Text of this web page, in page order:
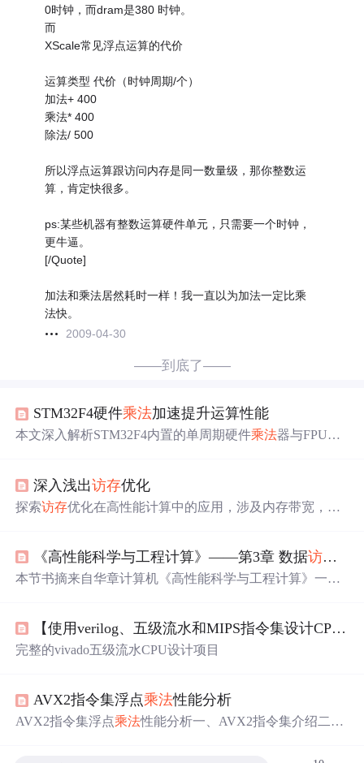
0时钟，而dram是380 时钟。
而
XScale常见浮点运算的代价
运算类型 代价（时钟周期/个）
加法+ 400
乘法* 400
除法/ 500
所以浮点运算跟访问内存是同一数量级，那你整数运
算，肯定快很多。
ps:某些机器有整数运算硬件单元，只需要一个时钟，
更牛逼。
[/Quote]
加法和乘法居然耗时一样！我一直以为加法一定比乘
法快。
2009-04-30
——到底了——
STM32F4硬件乘法加速提升运算性能
本文深入解析STM32F4内置的单周期硬件乘法器与FPU如
处理任务。
深入浅出访存优化
探索访存优化在高性能计算中的应用，涉及内存带宽，缓
存等方面。
《高性能科学与工程计算》——第3章 数据访存
本节书摘来自华章计算机《高性能科学与工程计算》一书
看。 第3章 数据访存 优化 在高性能计算中，访存是最重要
的性能限制因素。如前所述，微处理器的理论峰值性能和
【使用verilog、五级流水和MIPS指令集设计CPU】
完整的vivado五级流水CPU设计项目
AVX2指令集浮点乘法性能分析
AVX2指令集浮点乘法性能分析一、AVX2指令集介绍二、